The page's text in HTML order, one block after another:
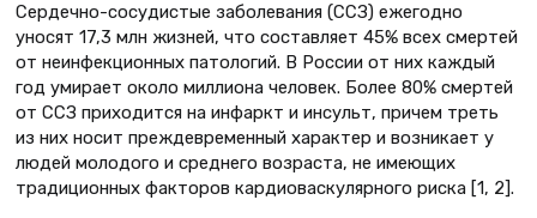
Сердечно-сосудистые заболевания (ССЗ) ежегодно
уносят 17,3 млн жизней, что составляет 45% всех смертей
от неинфекционных патологий. В России от них каждый
год умирает около миллиона человек. Более 80% смертей
от ССЗ приходится на инфаркт и инсульт, причем треть
из них носит преждевременный характер и возникает у
людей молодого и среднего возраста, не имеющих
традиционных факторов кардиоваскулярного риска [1, 2].